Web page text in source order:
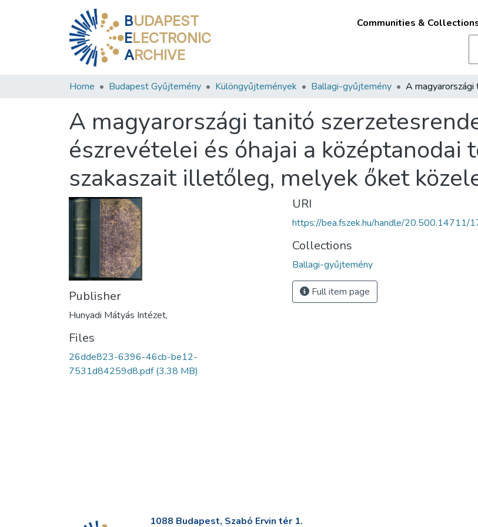
BUDAPEST
ELECTRONIC
ARCHIVE
Communities &
Home Budapest Gyűjtemény Különgyűjtemények Ballagi-gyűjtemény
A magyarországi tanitó
észrevételei és óhajai a középtanodai
szakaszait illetőleg, melyek őket
Publisher
Hunyadi Mátyás Intézet,
Files
26dde823-6396-46cb-be12-
7531d84259d8.pdf(3.38 MB)
URI
https://bea.fszek.hu/handle/20.500.14711/
Collections
Ballagi-gyűjtemény
Full item page
1088 Budapest, Szabó Ervin tér 1.